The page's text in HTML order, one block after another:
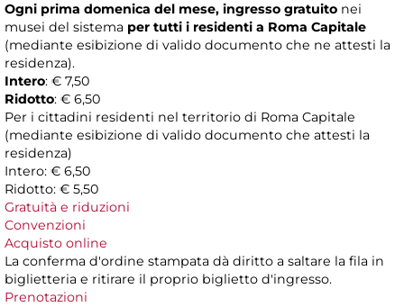
Ogni prima domenica del mese, ingresso gratuito nei
musei del sistema per tutti i residenti a Roma Capitale
(mediante esibizione di valido documento che ne attesti la
residenza).
Intero: € 7,50
Ridotto: € 6,50
Per i cittadini residenti nel territorio di Roma Capitale
(mediante esibizione di valido documento che attesti la
residenza)
Intero: € 6,50
Ridotto: € 5,50
Gratuità e riduzioni
Convenzioni
Acquisto online
La conferma d'ordine stampata dà diritto a saltare la fila in
biglietteria e ritirare il proprio biglietto d'ingresso.
Prenotazioni